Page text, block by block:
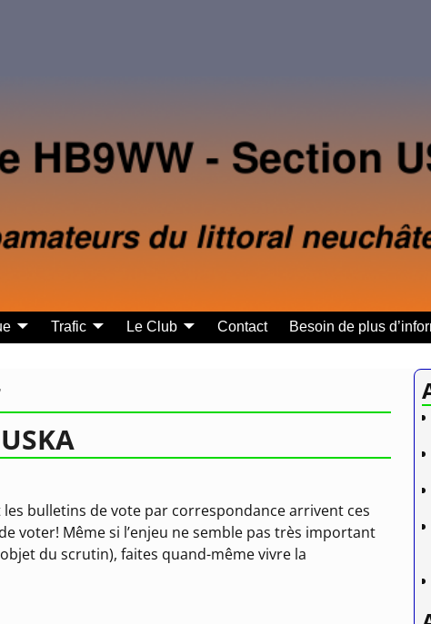
Trafic Le Club Contact Besoin de plus
les bulletins de vote par correspondance arrivent ces
voter! Même si l’enjeu ne semble pas très important
du scrutin), faites quand-même vivre la